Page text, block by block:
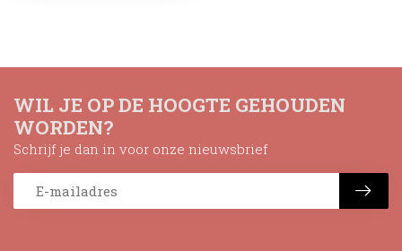
WIL JE OP DE HOOGTE GEHOUDEN
WORDEN?
Schrijf je dan in voor onze nieuwsbrief